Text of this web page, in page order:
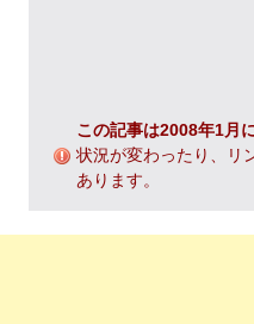
この記事は2008年1月
状況が変わったり、リ
あります。